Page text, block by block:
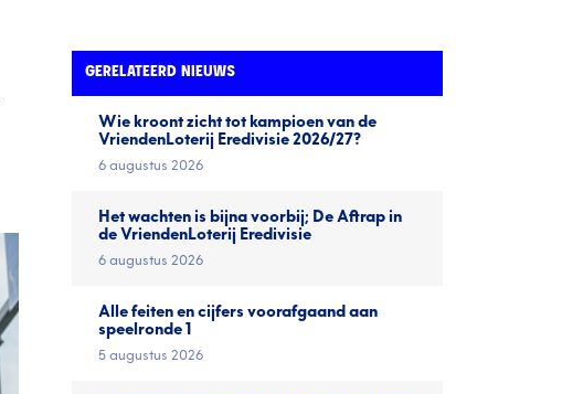
GERELATEERD NIEUWS
Wie kroont zicht tot kampioen van de
VriendenLoterij Eredivisie 2026/27?
6 augustus 2026
Het wachten is bijna voorbij; De Aftrap in
de VriendenLoterij Eredivisie
6 augustus 2026
Alle feiten en cijfers voorafgaand aan
speelronde 1
5 augustus 2026